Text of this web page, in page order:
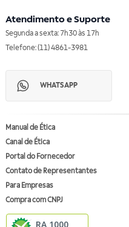
Atendimento e Suporte
Segunda a sexta: 7h30 às 17h
Telefone: (11) 4861-3981
WHATSAPP
Manual de Ética
Canal de Ética
Portal do Fornecedor
Contato de Representantes
Para Empresas
Compra com CNPJ
RA 1000